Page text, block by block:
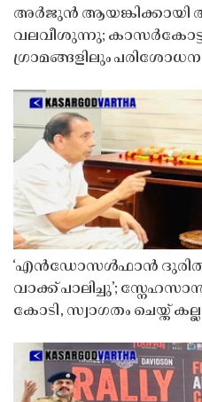
അർജുൻ ആയങ്കിക്കായി
വലവീശുന്നു;
ഗ്രാമങ്ങളിലും
‘എൻഡോസൾഫാൻ
വാക്ക് പാലിച്ചു’;
കോടി, സ്വാഗതം ചെയ്ത്